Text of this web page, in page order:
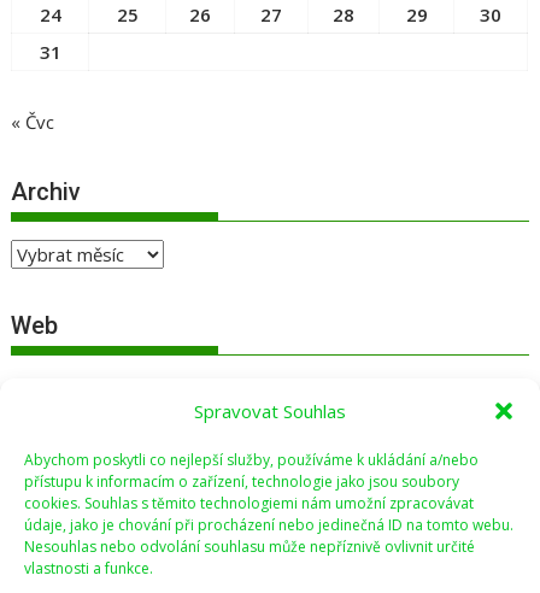
Spravovat Souhlas
Abychom poskytli co nejlepší služby, používáme k ukládání a/nebo
přístupu k informacím o zařízení, technologie jako jsou soubory
cookies. Souhlas s těmito technologiemi nám umožní zpracovávat
údaje, jako je chování při procházení nebo jedinečná ID na tomto webu.
Nesouhlas nebo odvolání souhlasu může nepříznivě ovlivnit určité
vlastnosti a funkce.
24
25 26 27 28 29
30
31
« Čvc
Archiv
Archiv
Web
Kanál komentářů
Česká lokalizace